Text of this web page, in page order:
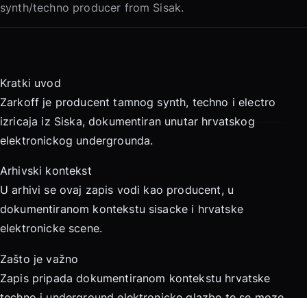
synth/techno producer from Sisak.
Kratki uvod
Zarkoff je producent tamnog synth, techno i electro
izricaja iz Siska, dokumentiran unutar hrvatskog
elektronickog undergrounda.
Arhivski kontekst
U arhivi se ovaj zapis vodi kao producent, u
dokumentiranom kontekstu sisacke i hrvatske
elektronicke scene.
Zašto je važno
Zapis pripada dokumentiranom kontekstu hrvatske